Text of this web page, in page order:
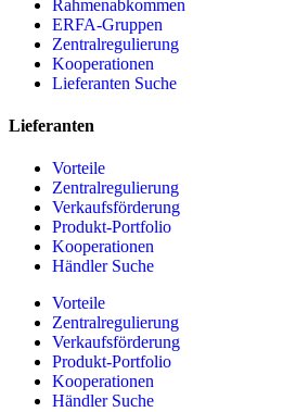
Rahmenabkommen
ERFA-Gruppen
Zentralregulierung
Kooperationen
Lieferanten Suche
Lieferanten
Vorteile
Zentralregulierung
Verkaufsförderung
Produkt-Portfolio
Kooperationen
Händler Suche
Vorteile
Zentralregulierung
Verkaufsförderung
Produkt-Portfolio
Kooperationen
Händler Suche